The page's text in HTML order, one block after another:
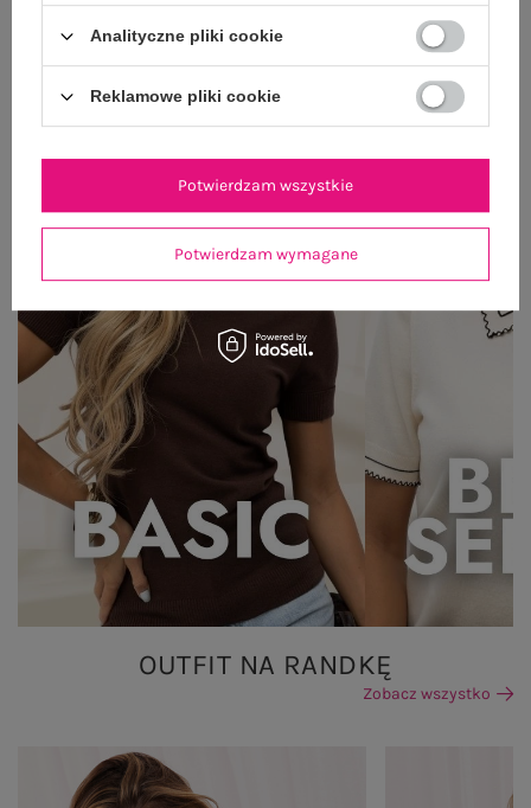
OUTFIT NA RANDKĘ
Zobacz wszystko
Analityczne pliki cookie
Reklamowe pliki cookie
Potwierdzam wymagane
Potwierdzam wszystkie